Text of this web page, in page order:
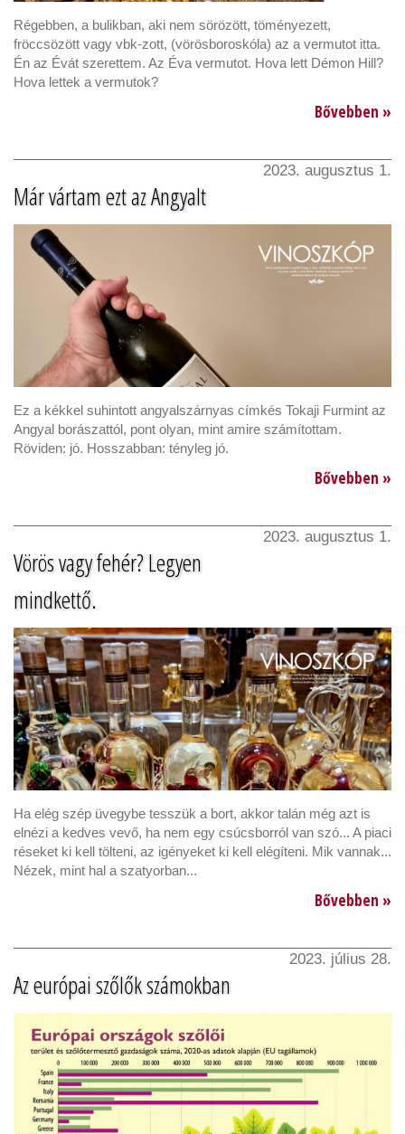
Régebben, a bulikban, aki nem sörözött, töményezett,
fröccsözött vagy vbk-zott, (vörösboroskóla) az a vermutot itta.
Én az Évát szerettem. Az Éva vermutot. Hova lett Démon Hill?
Hova lettek a vermutok?
Bővebben »
2023. augusztus 1.
Már vártam ezt az Angyalt
Ez a kékkel suhintott angyalszárnyas címkés Tokaji Furmint az
Angyal borászattól, pont olyan, mint amire számítottam.
Röviden: jó. Hosszabban: tényleg jó.
Bővebben »
2023. augusztus 1.
Vörös vagy fehér? Legyen
mindkettő.
Ha elég szép üvegybe tesszük a bort, akkor talán még azt is
elnézi a kedves vevő, ha nem egy csúcsborról van szó... A piaci
réseket ki kell tölteni, az igényeket ki kell elégíteni. Mik vannak...
Nézek, mint hal a szatyorban...
Bővebben »
2023. július 28.
Az európai szőlők számokban